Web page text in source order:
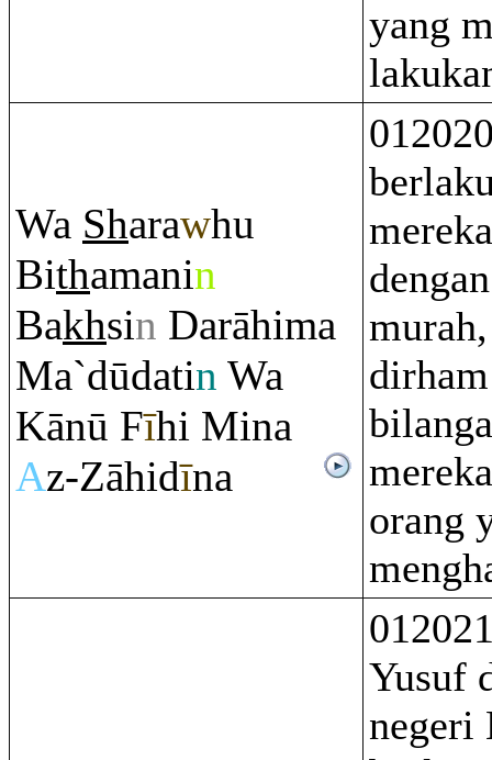
yang
Wa Sharawhu
Bithamanin
Bakhsin Darāhima
Ma`dūdatin Wa
Kānū Fīhi Mina
Az-Zāhidīna
orang
Yusuf
negeri